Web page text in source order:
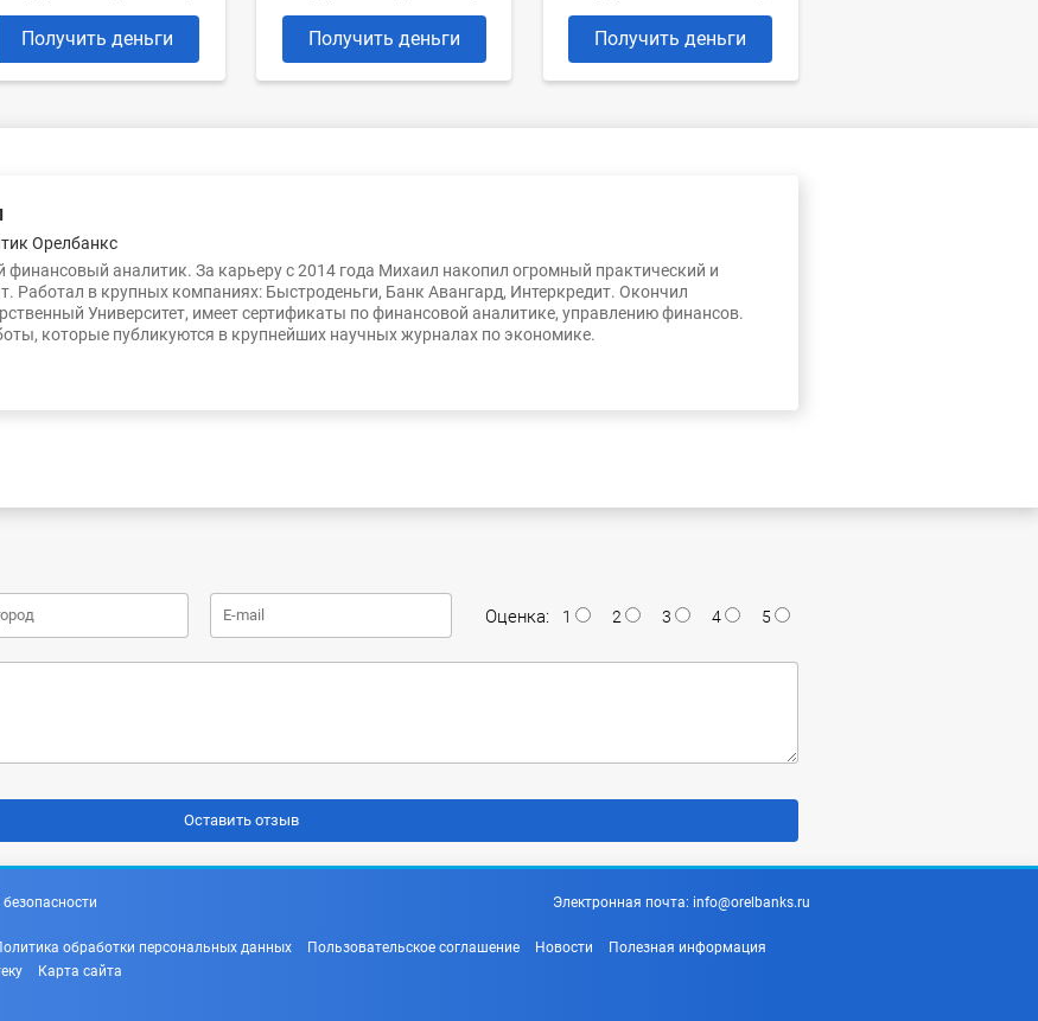
Получить деньги Получить деньги Получить деньги
Орелбанкс
аналитик. За карьеру с 2014 года Михаил накопил огромный практический и
Работал в крупных компаниях: Быстроденьги, Банк Авангард, Интеркредит. Окончил
Университет, имеет сертификаты по финансовой аналитике, управлению финансов.
которые публикуются в крупнейших научных журналах по экономике.
Оценка: 1 2 3 4 5
Электронная почта: info@orelbanks.ru
обработки персональных данных Пользовательское соглашение Новости
Полезная информация
Карта сайта